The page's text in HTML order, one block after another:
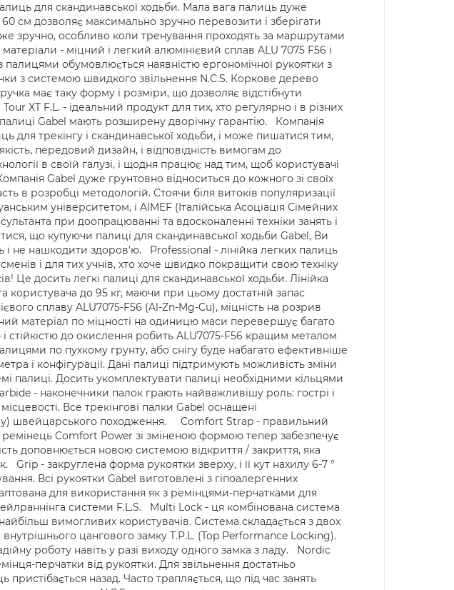
для скандинавської ходьби. Мала вага палиць дуже
см дозволяє максимально зручно перевозити і зберігати
зручно, особливо коли тренування проходять за маршрутами
- міцний і легкий алюмінієвий сплав ALU 7075 F56 і
обумовлюється наявністю ергономічної рукоятки з
з системою швидкого звільнення N.C.S. Коркове дерево
має таку форму і розміри, що дозволяє відстібнути
XT F.L. - ідеальний продукт для тих, хто регулярно і в різних
палиці Gabel мають розширену дворічну гарантію. Компанія
для трекінгу і скандинавської ходьби, і може пишатися тим,
передовий дизайн, і відповідність вимогам до
в своїй галузі, і щодня працює над тим, щоб користувачі
Gabel дуже грунтовно відноситься до кожного зі своїх
в розробці методологій. Стоячи біля витоків популяризації
університетом, і AIMEF (Італійська Асоціація Сімейних
при доопрацюванні та вдосконаленні техніки занять і
що купуючи палиці для скандинавської ходьби Gabel, Ви
не нашкодити здоров'ю. Professional - лінійка легких палиць
і для тих учнів, хто хоче швидко покращити свою техніку
Це досить легкі палиці для скандинавської ходьби. Лінійка
користувача до 95 кг, маючи при цьому достатній запас
сплаву ALU7075-F56 (Al-Zn-Mg-Cu), міцність на розрив
матеріал по міцності на одиницю маси перевершує багато
і стійкістю до окислення робить ALU7075-F56 кращим металом
по пухкому грунту, або снігу буде набагато ефективніше
і конфігурації. Дані палиці підтримують можливість зміни
палиці. Досить укомплектувати палиці необхідними кільцями
- наконечники палок грають найважливішу роль: гострі і
Все трекінгові палки Gabel оснащені
швейцарського походження. Comfort Strap - правильний
Comfort Power зі зміненою формою тепер забезпечує
доповнюється новою системою відкриття / закриття, яка
Grip - закруглена форма рукоятки зверху, і її кут нахилу 6-7 °
Всі рукоятки Gabel виготовлені з гіпоалергенних
для використання як з ремінцями-перчатками для
системи F.L.S. Multi Lock - ця комбінована система
вимогливих користувачів. Система складається з двох
цангового замку T.P.L. (Top Performance Locking).
роботу навіть у разі виходу одного замка з ладу. Nordic
перчатки від рукоятки. Для звільнення достатньо
назад. Часто трапляється, що під час занять